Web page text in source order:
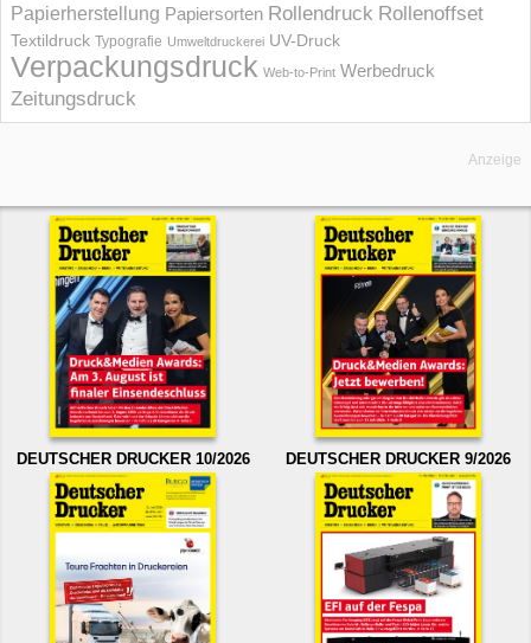
Papierherstellung Papiersorten Rollendruck Rollenoffset
Textildruck Typografie Umweltdruckerei UV-Druck
Verpackungsdruck Web-to-Print Werbedruck
Zeitungsdruck
Anzeige
DEUTSCHER DRUCKER 10/2026 DEUTSCHER DRUCKER 9/2026